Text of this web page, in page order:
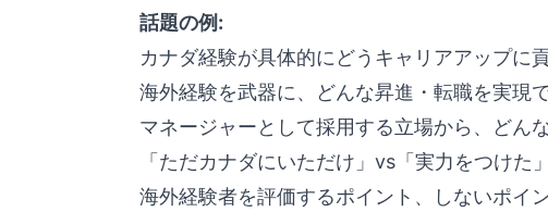
話題の例:
カナダ経験が具体的にどうキャリアアップに
海外経験を武器に、どんな昇進・転職を実現
マネージャーとして採用する立場から、どん
「ただカナダにいただけ」vs「実力をつけた
海外経験者を評価するポイント、しないポイ